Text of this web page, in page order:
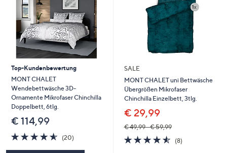
Top-Kundenbewertung
MONT CHALET
Wendebettwäsche 3D-
Ornamente Mikrofaser Chinchilla
Doppelbett, 6tlg.
€ 114,99
4.5
von
(20)20
SALE
MONT CHALET uni Bettwäsche
Übergrößen Mikrofaser
Chinchilla Einzelbett, 3tlg.
€ 29,99
€ 49,99 - € 59,99
4.5
von
(8)8